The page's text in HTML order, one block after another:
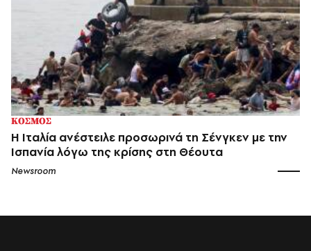
ΚΟΣΜΟΣ
Η Ιταλία ανέστειλε προσωρινά τη Σένγκεν με την
Ισπανία λόγω της κρίσης στη Θέουτα
Newsroom